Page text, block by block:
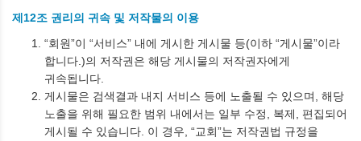
제12조 권리의 귀속 및 저작물의 이용
“회원”이 “서비스” 내에 게시한 게시물 등(이하 “게시물”이라
합니다.)의 저작권은 해당 게시물의 저작권자에게
귀속됩니다.
게시물은 검색결과 내지 서비스 등에 노출될 수 있으며, 해당
노출을 위해 필요한 범위 내에서는 일부 수정, 복제, 편집되어
게시될 수 있습니다. 이 경우, “교회”는 저작권법 규정을